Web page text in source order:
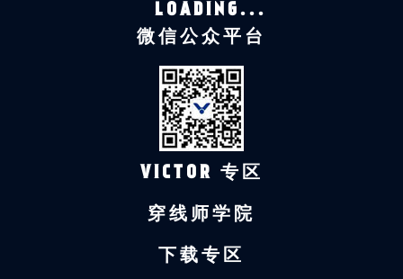
LOADING...
微信公众平台
VICTOR 专区
穿线师学院
下载专区